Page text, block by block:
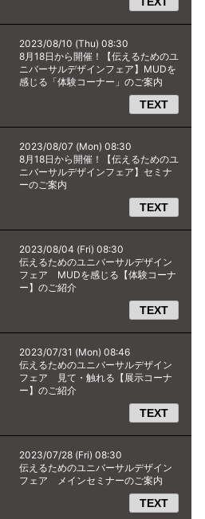
2023/08/10 (Thu) 08:30
8月18日から開催！【伝えるためのユ
ニバーサルデザインフェア】MUDを
感じる「体験コーナー」のご案内
TEXT
2023/08/07 (Mon) 08:30
8月18日から開催！【伝えるためのユ
ニバーサルデザインフェア】セミナ
ーのご案内
TEXT
2023/08/04 (Fri) 08:30
伝えるためのユニバーサルデザイン
フェア MUDを感じる【体験コーナ
ー】のご紹介
TEXT
2023/07/31 (Mon) 08:46
伝えるためのユニバーサルデザイン
フェア 見て・触れる【展示コーナ
ー】のご紹介
TEXT
2023/07/28 (Fri) 08:30
伝えるためのユニバーサルデザイン
フェア メインセミナーのご案内
TEXT